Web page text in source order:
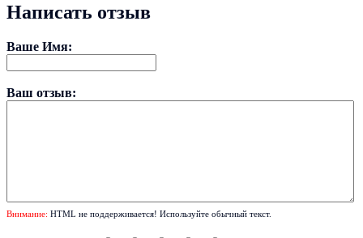
Написать отзыв
Ваше Имя:
Ваш отзыв:
Внимание: HTML не поддерживается! Используйте обычный текст.